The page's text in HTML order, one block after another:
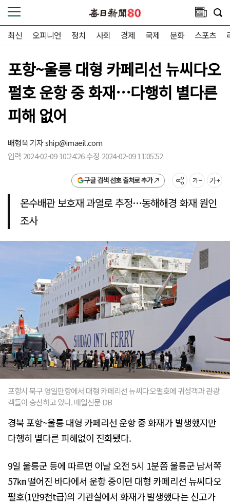
최신 오피니언 정치 사회 경제 국제 문화 스포츠
포항~울릉 대형 카페리선 뉴씨다오
펄호 운항 중 화재…다행히 별다른
피해 없어
배형욱 기자ship@imaeil.com
입력 2024-02-09 10:24:26 수정 2024-02-09 11:05:52
구글 검색 선호 출처로 추가
온수배관 보호재 과열로 추정…동해해경 화재 원인
조사
포항시 북구 영일만항에서 대형 카페리선 뉴씨다오펄호에 귀성객과 관광
객들이 승선하고 있다. 매일신문 DB
경북 포항~울릉 대형 카페리선 운항 중 화재가 발생했지만
다행히 별다른 피해없이 진화됐다.
9일 울릉군 등에 따르면 이날 오전 5시 1분쯤 울릉군 남서쪽
57㎞ 떨어진 바다에서 운항 중이던 대형 카페리선 뉴씨다오
펄호(1만9천t급)의 기관실에서 화재가 발생했다는 신고가